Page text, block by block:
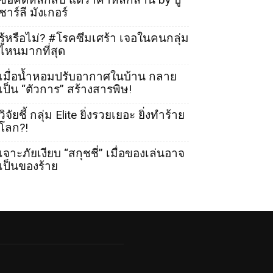
าร์ลี มังเกอร์
หรือไม่? #โรคซึมเศร้า เจอในคนกลุ่ม
หนมากที่สุด
มื่อน้ำหอมปรับอากาศในบ้าน กลาย
ป็น “ตัวการ” สร้างสารพิษ!
จัยชี้ กลุ่ม Elite ยิ่งรวยเยอะ ยิ่งทำร้าย
ลก?!
จาะภัยเงียบ “สกุชชี่” เมื่อของเล่นอาจ
ป็นของร้าย